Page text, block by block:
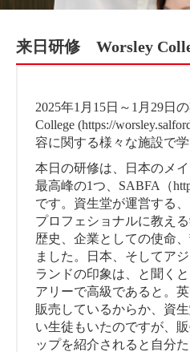
来日研修 Worsley
2025年1月15日～1月29日
College (https://
容に関する様々な施設で学
本日の研修は、日本のメ
最高峰の1つ、SABFA（
です。資生堂が運営する
プロフェショナルに教え
歴史、企業としての使命
ました。日本、そしてア
ランドの印象は、と聞く
アリーで高級であると。
販売しているからか、資
い生徒もいたのですが、
ップを紹介されると自分